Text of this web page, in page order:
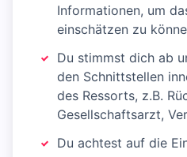
Informationen, um
einschätzen zu
Du stimmst dich ab
den Schnittstellen
des Ressorts, z.B.
Gesellschaftsarzt,
Du achtest auf die